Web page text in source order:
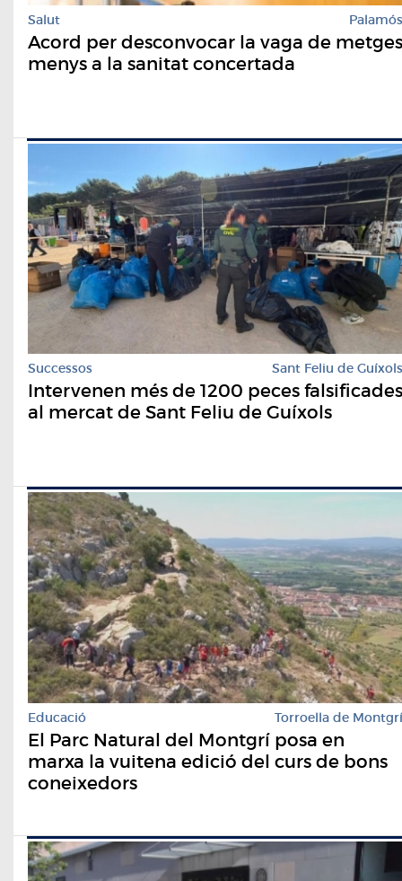
Salut Palamós
Acord per desconvocar la vaga de metges
menys a la sanitat concertada
Successos Sant Feliu de Guíxols
Intervenen més de 1200 peces falsificades
al mercat de Sant Feliu de Guíxols
Educació Torroella de Montgrí
El Parc Natural del Montgrí posa en
marxa la vuitena edició del curs de bons
coneixedors